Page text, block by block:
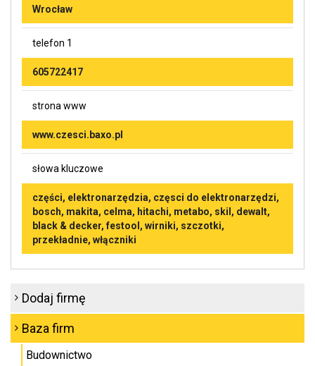
Wrocław
telefon 1
605722417
strona www
www.czesci.baxo.pl
słowa kluczowe
części, elektronarzędzia, częsci do elektronarzędzi,
bosch, makita, celma, hitachi, metabo, skil, dewalt,
black & decker, festool, wirniki, szczotki,
przekładnie, włączniki
Dodaj firmę
Baza firm
Budownictwo